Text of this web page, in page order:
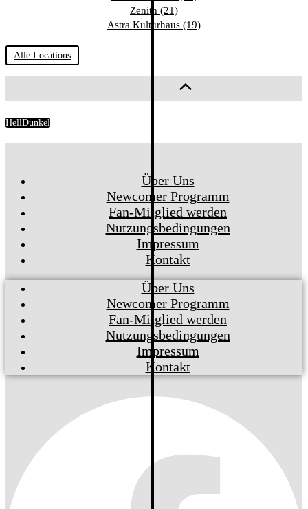
Zenith (21)
Astra Kulturhaus (19)
Alle Locations
HellDunkel
Über Uns
Newcomer Programm
Fan-Mitglied werden
Nutzungsbedingungen
Impressum
Kontakt
Über Uns
Newcomer Programm
Fan-Mitglied werden
Nutzungsbedingungen
Impressum
Kontakt